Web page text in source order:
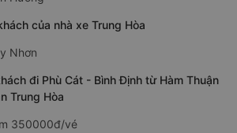
của nhà xe Trung Hòa
Nhơn
đi Phù Cát - Bình Định từ Hàm Thuận
Trung Hòa
350000đ/vé